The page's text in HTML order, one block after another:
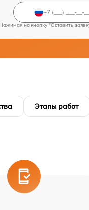
Нажимая на кнопку "Оставить
Этапы работ